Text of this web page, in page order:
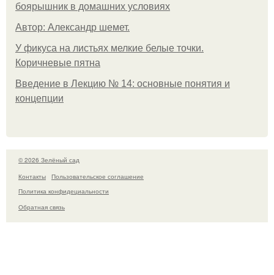
боярышник в домашних условиях
Автор: Александр шемет.
У фикуса на листьях мелкие белые точки.
Коричневые пятна
Введение в Лекцию № 14: основные понятия и
концепции
© 2026 Зелёный сад
Контакты
Пользовательское соглашение
Политика конфидециальности
Обратная связь